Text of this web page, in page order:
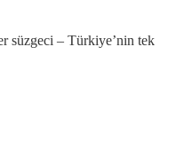
süzgeci – Türkiye’nin tek